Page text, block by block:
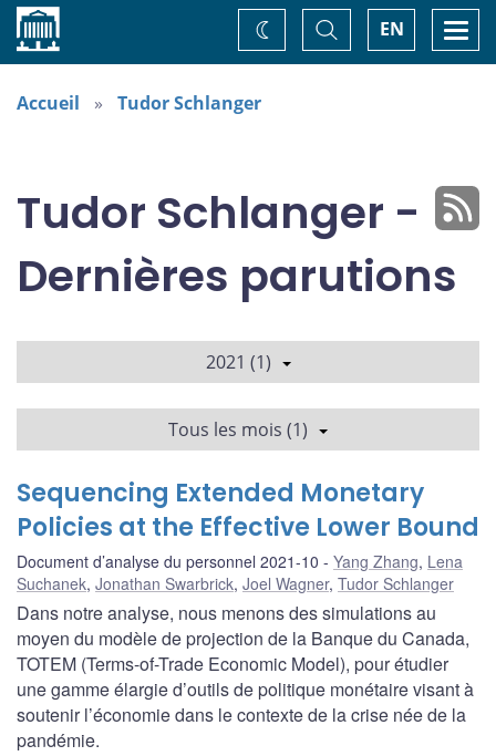
Accueil EN
Basculer
la
recherche
Changez
de
Accueil Tudor Schlanger
Tudor Schlanger -
Dernières parutions
2021 (1)
Tous les mois (1)
Sequencing Extended Monetary
Policies at the Effective Lower Bound
Document d’analyse du personnel 2021-10 Yang Zhang, Lena
Suchanek, Jonathan Swarbrick, Joel Wagner, Tudor Schlanger
Dans notre analyse, nous menons des simulations au
moyen du modèle de projection de la Banque du Canada,
TOTEM (Terms-of-Trade Economic Model), pour étudier
une gamme élargie d’outils de politique monétaire visant à
soutenir l’économie dans le contexte de la crise née de la
pandémie.